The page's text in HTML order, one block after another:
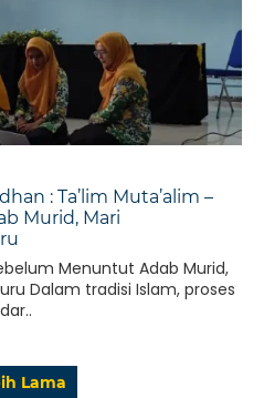
: Ta’lim Muta’alim –
Murid, Mari
Menuntut Adab Murid,
Dalam tradisi Islam, proses
Lama